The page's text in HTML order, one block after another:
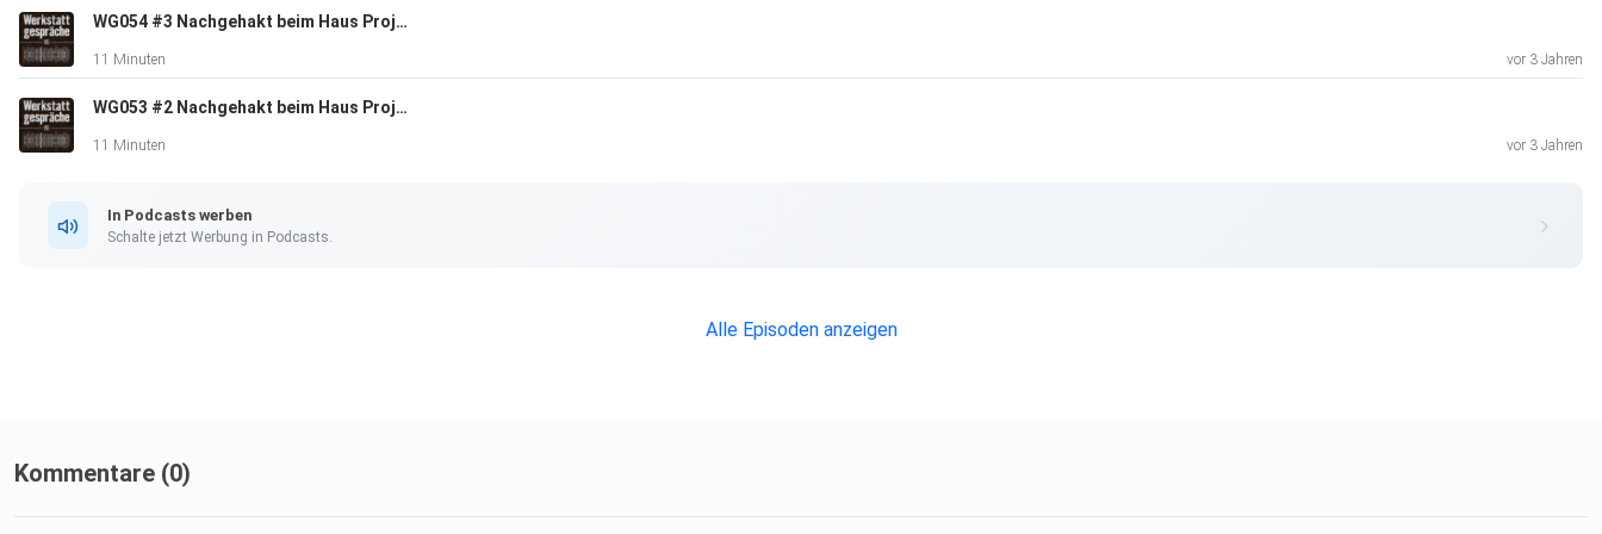
WG054 #3 Nachgehakt beim Haus Projekt von The Real Life Guys
11 Minuten vor 3 Jahren
WG053 #2 Nachgehakt beim Haus Projekt von The Real Life Guys
11 Minuten vor 3 Jahren
In Podcasts werben
Schalte jetzt Werbung in Podcasts.
Alle Episoden anzeigen
Kommentare (0)